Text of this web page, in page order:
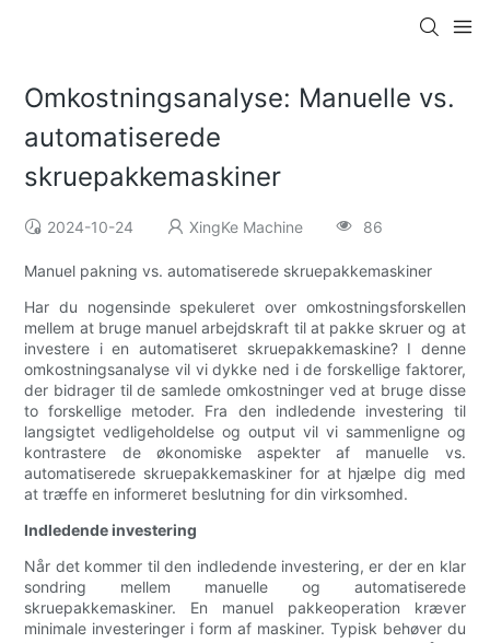
Omkostningsanalyse: Manuelle vs.
automatiserede
skruepakkemaskiner
2024-10-24 XingKe Machine 86
Manuel pakning vs. automatiserede skruepakkemaskiner
Har du nogensinde spekuleret over omkostningsforskellen
mellem at bruge manuel arbejdskraft til at pakke skruer og at
investere i en automatiseret skruepakkemaskine? I denne
omkostningsanalyse vil vi dykke ned i de forskellige faktorer,
der bidrager til de samlede omkostninger ved at bruge disse
to forskellige metoder. Fra den indledende investering til
langsigtet vedligeholdelse og output vil vi sammenligne og
kontrastere de økonomiske aspekter af manuelle vs.
automatiserede skruepakkemaskiner for at hjælpe dig med
at træffe en informeret beslutning for din virksomhed.
Indledende investering
Når det kommer til den indledende investering, er der en klar
sondring mellem manuelle og automatiserede
skruepakkemaskiner. En manuel pakkeoperation kræver
minimale investeringer i form af maskiner. Typisk behøver du